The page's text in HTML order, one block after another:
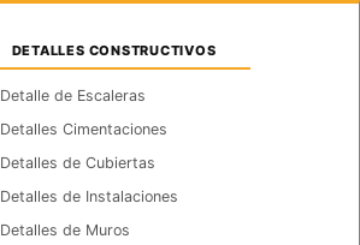
DETALLES CONSTRUCTIVOS
Detalle de Escaleras
Detalles Cimentaciones
Detalles de Cubiertas
Detalles de Instalaciones
Detalles de Muros
SIMBOLOGIAS